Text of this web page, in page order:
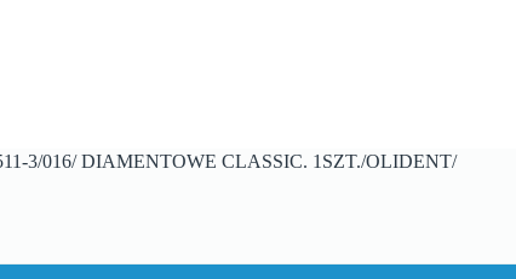
3/016/ DIAMENTOWE CLASSIC. 1SZT./OLIDENT/